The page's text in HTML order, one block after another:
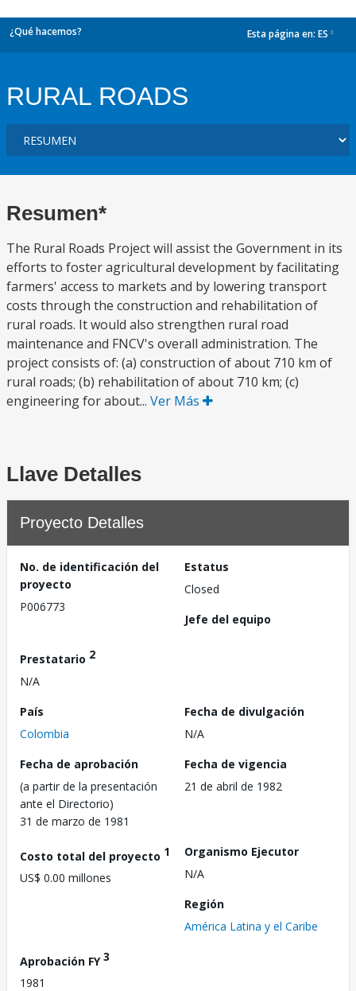
¿Qué hacemos? Esta página en: ES
RURAL ROADS
Resumen*
The Rural Roads Project will assist the Government in its
efforts to foster agricultural development by facilitating
farmers' access to markets and by lowering transport
costs through the construction and rehabilitation of
rural roads. It would also strengthen rural road
maintenance and FNCV's overall administration. The
project consists of: (a) construction of about 710 km of
rural roads; (b) rehabilitation of about 710 km; (c)
engineering for about... Ver Más
Llave Detalles
Proyecto Detalles
No. de identificación del
proyecto
P006773
Estatus
Closed
Jefe del equipo
Prestatario 2
N/A
País
Colombia
Fecha de divulgación
N/A
Fecha de aprobación
(a partir de la presentación
ante el Directorio)
31 de marzo de 1981
Fecha de vigencia
21 de abril de 1982
Costo total del proyecto 1
US$ 0.00 millones
Organismo Ejecutor
N/A
Región
América Latina y el Caribe
Aprobación FY3
1981